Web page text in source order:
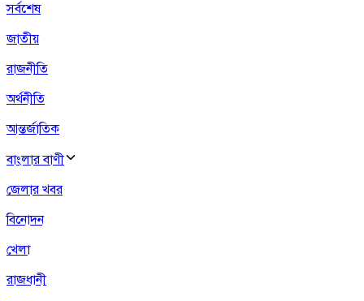
সর্বশেষ
জাতীয়
রাজনীতি
অর্থনীতি
আন্তর্জাতিক
বাংলার বাণী
জেলার খবর
বিনোদন
খেলা
রাজধানী